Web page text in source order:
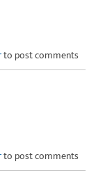
to post comments
to post comments